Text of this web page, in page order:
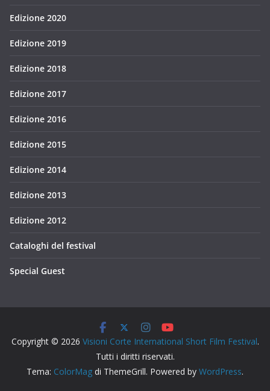
Edizione 2020
Edizione 2019
Edizione 2018
Edizione 2017
Edizione 2016
Edizione 2015
Edizione 2014
Edizione 2013
Edizione 2012
Cataloghi del festival
Special Guest
Copyright © 2026 Visioni Corte International Short Film Festival.
Tutti i diritti riservati.
Tema: ColorMag di ThemeGrill. Powered by WordPress.